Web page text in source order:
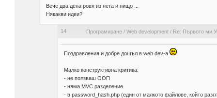
Вече два дена ровя из нета и нищо ...
Някакви идеи?
14 Програмиране/ Web development/ Re: Първото ми
Поздравления и добре дошъл в web dev-a
Малко конструктивна критика:
- не ползваш ООП
- няма MVC разделение
- в password_hash.php (един от малкото файлове, който